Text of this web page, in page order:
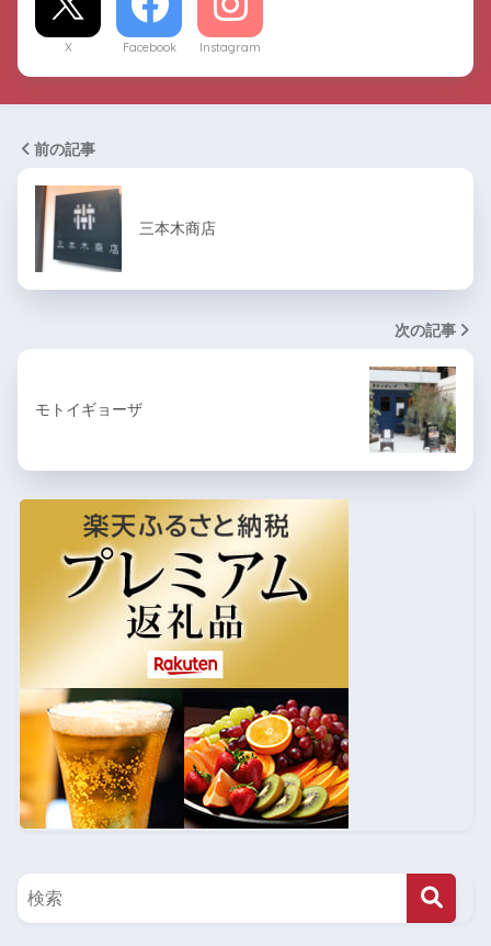
X Facebook Instagram
前の記事
三本木商店
次の記事
モトイギョーザ